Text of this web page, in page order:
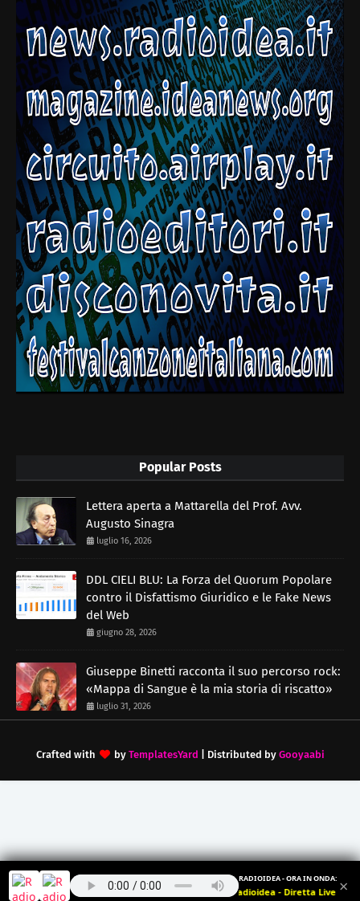
RADIOIDEA - ORA IN ONDA:
Radioidea - Diretta Live ×
Popular Posts
Lettera aperta a Mattarella del Prof. Avv.
Augusto Sinagra
luglio 16, 2026
DDL CIELI BLU: La Forza del Quorum Popolare
contro il Disfattismo Giuridico e le Fake News
del Web
giugno 28, 2026
Giuseppe Binetti racconta il suo percorso rock:
«Mappa di Sangue è la mia storia di riscatto»
luglio 31, 2026
Crafted with by TemplatesYard | Distributed by Gooyaabi